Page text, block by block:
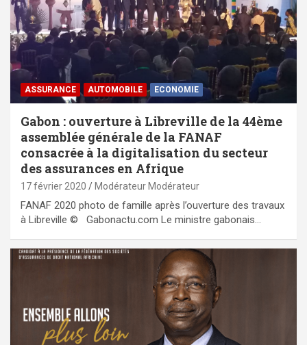
ASSURANCE AUTOMOBILE ECONOMIE
Gabon : ouverture à Libreville de la 44ème
assemblée générale de la FANAF
consacrée à la digitalisation du secteur
des assurances en Afrique
17 février 2020 Modérateur Modérateur
FANAF 2020 photo de famille après l’ouverture des travaux
à Libreville © Gabonactu.com Le ministre gabonais…